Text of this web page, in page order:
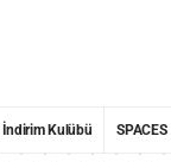
İndirim Kulübü SPACES